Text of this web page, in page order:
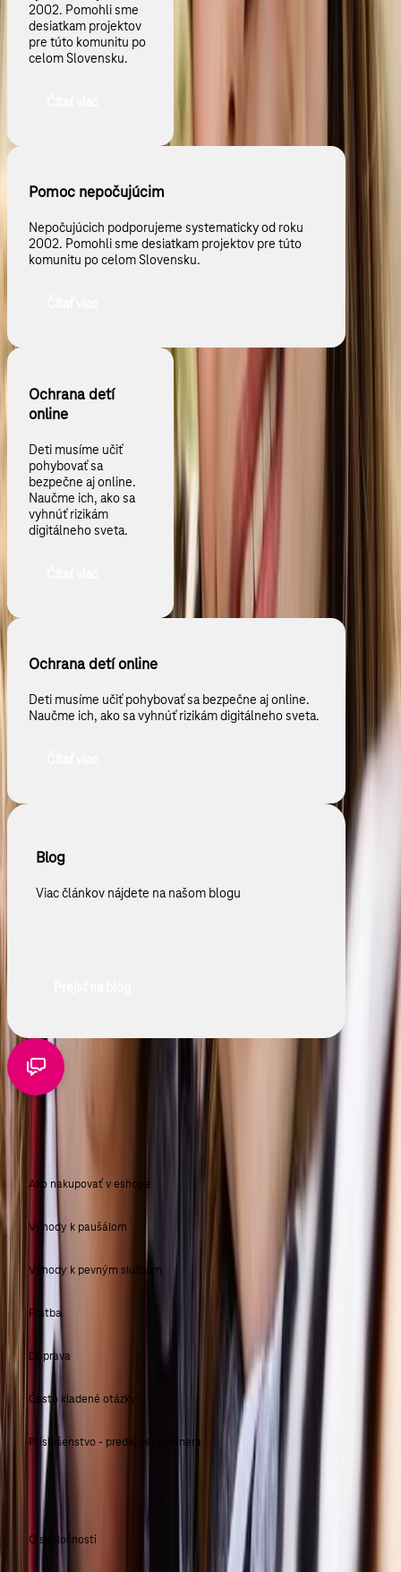
2002. Pomohli sme
desiatkam projektov
pre túto komunitu po
celom Slovensku.
Pomoc nepočujúcim
Nepočujúcich podporujeme systematicky od roku
2002. Pomohli sme desiatkam projektov pre túto
komunitu po celom Slovensku.
Ochrana detí
online
Deti musíme učiť
pohybovať sa
bezpečne aj online.
Naučme ich, ako sa
vyhnúť rizikám
digitálneho sveta.
Ochrana detí online
Deti musíme učiť pohybovať sa bezpečne aj online.
Naučme ich, ako sa vyhnúť rizikám digitálneho sveta.
Blog
Viac článkov nájdete na našom blogu
Ako nakupovať v eshope
Výhody k paušálom
Výhody k pevným službám
Platba
Doprava
Často kladené otázky
Príslušenstvo - predaj cez partnera
SLOVAK TELEKOM
O spoločnosti